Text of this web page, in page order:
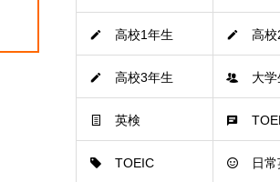
高校1年生 高校
高校3年生 大
英検
TOEIC 日